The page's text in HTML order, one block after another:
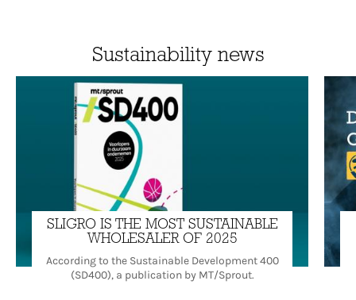
Sustainability news
SLIGRO IS THE MOST SUSTAINABLE
WHOLESALER OF 2025
According to the Sustainable Development 400
(SD400), a publication by MT/Sprout.